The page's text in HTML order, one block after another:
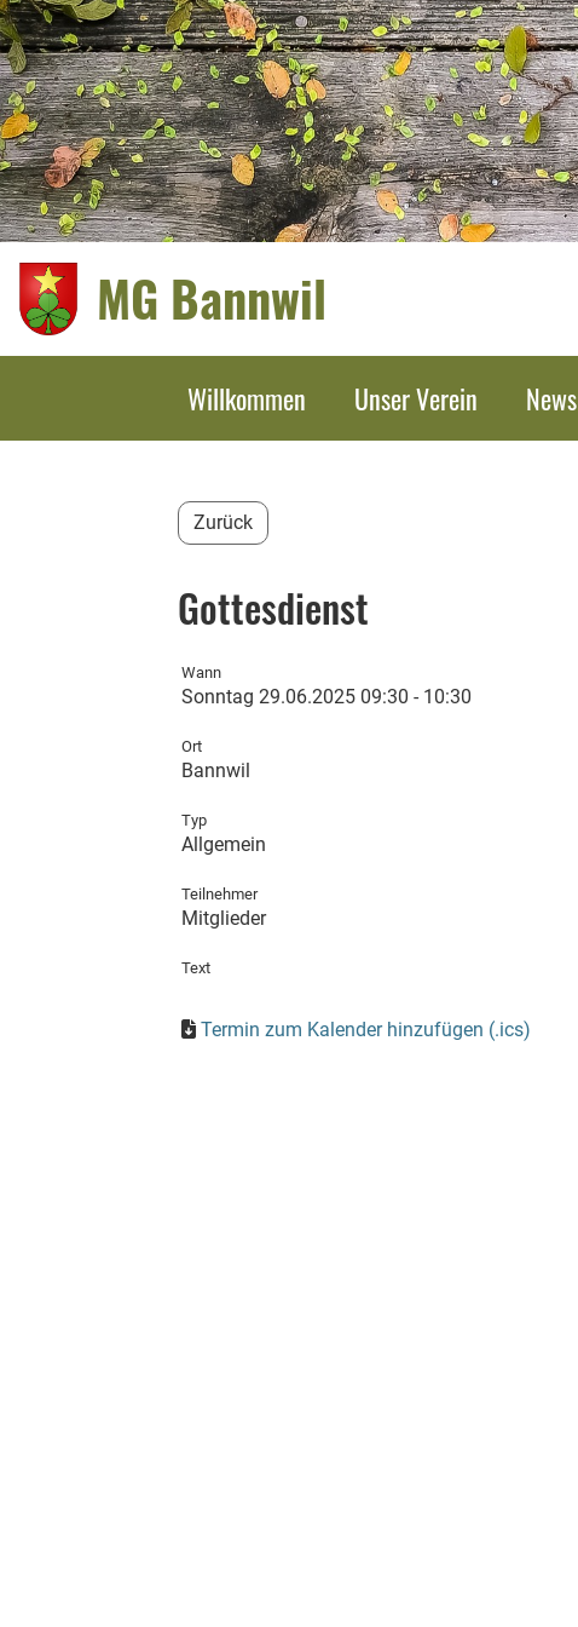
MG Bannwil
Willkommen Unser Verein News
Zurück
Gottesdienst
Wann
Sonntag 29.06.2025 09:30 - 10:30
Ort
Bannwil
Typ
Allgemein
Teilnehmer
Mitglieder
Text
Termin zum Kalender hinzufügen (.ics)